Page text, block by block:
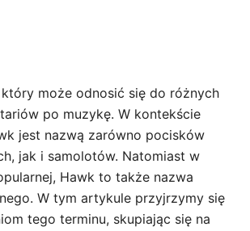
może odnosić się do różnych
po muzykę. W kontekście
jest nazwą zarówno pocisków
jak i samolotów. Natomiast w
Hawk to także nazwa
W tym artykule przyjrzymy się
tego terminu, skupiając się na